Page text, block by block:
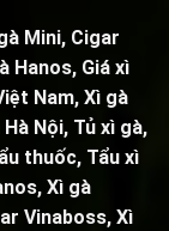
Mini, Cigar
Hanos, Giá xì
Nam, Xì gà
Hà Nội, Tủ xì gà,
thuốc, Tẩu xì
Xì gà
Vinaboss, Xì